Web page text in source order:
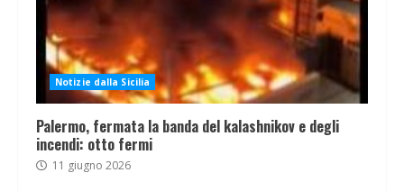
Notizie dalla Sicilia
Palermo, fermata la banda del kalashnikov e degli
incendi: otto fermi
11 giugno 2026